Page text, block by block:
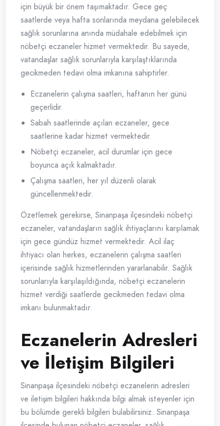
için büyük bir önem taşımaktadır. Gece geç
saatlerde veya hafta sonlarında meydana gelebilecek
sağlık sorunlarına anında müdahale edebilmek için
nöbetçi eczaneler hizmet vermektedir. Bu sayede,
vatandaşlar sağlık sorunlarıyla karşılaştıklarında
gecikmeden tedavi olma imkanına sahiptirler.
Eczanelerin çalışma saatleri, haftanın her günü
geçerlidir.
Sabah saatlerinde açılan eczaneler, gece
saatlerine kadar hizmet vermektedir.
Nöbetçi eczaneler, acil durumlar için gece
boyunca açık kalmaktadır.
Çalışma saatleri, her yıl düzenli olarak
güncellenmektedir.
Özetlemek gerekirse, Sinanpaşa ilçesindeki nöbetçi
eczaneler, vatandaşların sağlık ihtiyaçlarını karşılamak
için gece gündüz hizmet vermektedir. Acil ilaç
ihtiyacı olan herkes, eczanelerin çalışma saatleri
içerisinde sağlık hizmetlerinden yararlanabilir. Sağlık
sorunlarıyla karşılaşıldığında, nöbetçi eczanelerin
hizmet verdiği saatlerde gecikmeden tedavi olma
imkanı bulunmaktadır.
Eczanelerin Adresleri
ve İletişim Bilgileri
Sinanpaşa ilçesindeki nöbetçi eczanelerin adresleri
ve iletişim bilgileri hakkında bilgi almak isteyenler için
bu bölümde gerekli bilgileri bulabilirsiniz. Sinanpaşa